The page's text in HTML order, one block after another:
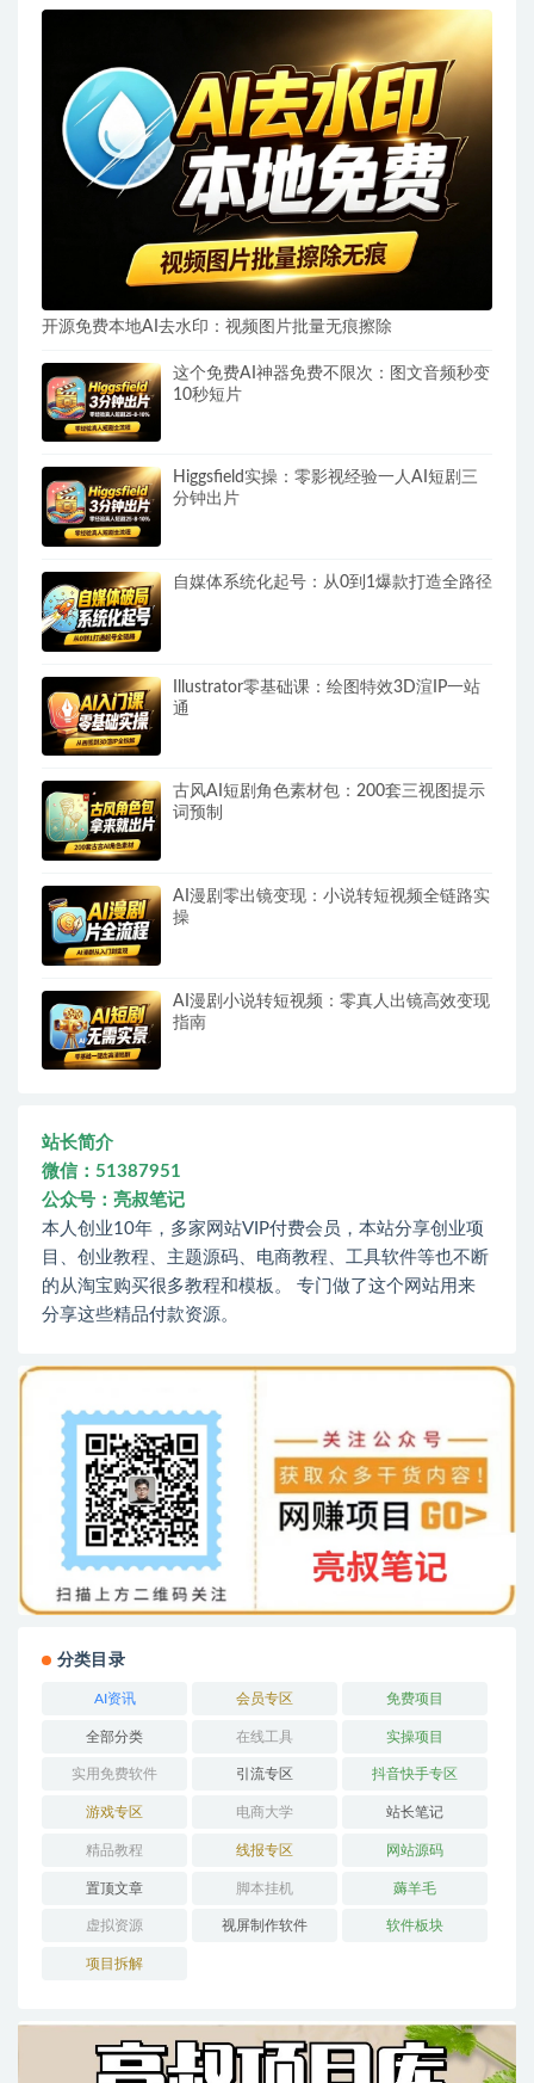
开源免费本地AI去水印：视频图片批量无痕擦除
这个免费AI神器免费不限次：图文音频秒变
10秒短片
Higgsfield实操：零影视经验一人AI短剧三
分钟出片
自媒体系统化起号：从0到1爆款打造全路径
Illustrator零基础课：绘图特效3D渲IP一站
通
古风AI短剧角色素材包：200套三视图提示
词预制
AI漫剧零出镜变现：小说转短视频全链路实
操
AI漫剧小说转短视频：零真人出镜高效变现
指南
站长简介
微信：51387951
公众号：亮叔笔记
本人创业10年，多家网站VIP付费会员，本站分享创业项
目、创业教程、主题源码、电商教程、工具软件等也不断
的从淘宝购买很多教程和模板。 专门做了这个网站用来
分享这些精品付款资源。
分类目录
AI资讯 会员专区 免费项目
全部分类 在线工具 实操项目
实用免费软件 引流专区 抖音快手专区
游戏专区 电商大学 站长笔记
精品教程 线报专区 网站源码
置顶文章 脚本挂机 薅羊毛
虚拟资源 视屏制作软件 软件板块
项目拆解